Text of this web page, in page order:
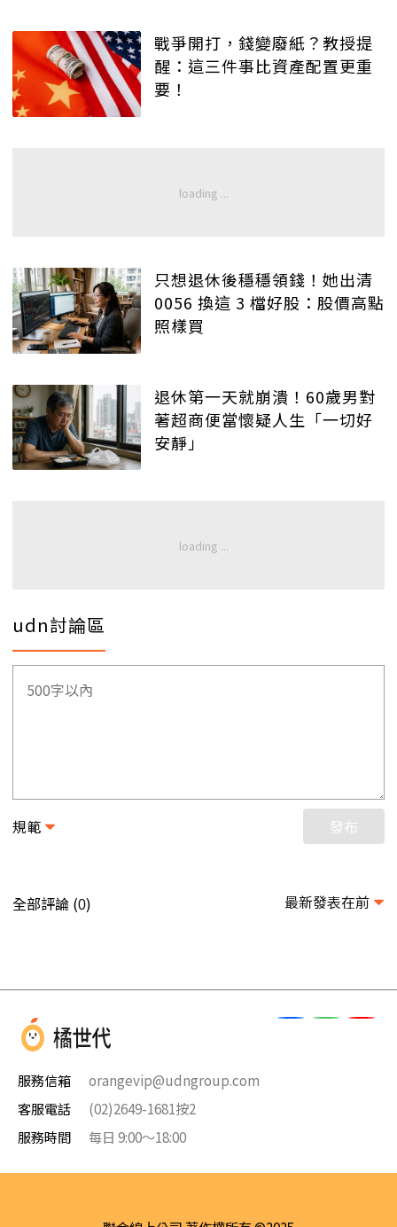
戰爭開打，錢變廢紙？教授提
醒：這三件事比資產配置更重
要！
只想退休後穩穩領錢！她出清
0056 換這 3 檔好股：股價高點
照樣買
退休第一天就崩潰！60歲男對
著超商便當懷疑人生「一切好
安靜」
udn討論區
規範 發布
全部評論 (0) 最新發表在前
服務信箱
orangevip@udngroup.com
客服電話
(02)2649-1681按2
服務時間
每日 9:00～18:00